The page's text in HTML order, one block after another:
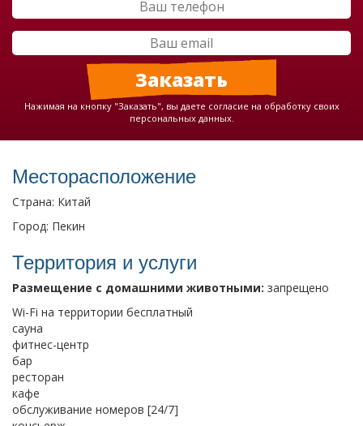
Нажимая на кнопку "Заказать", вы даете согласие на обработку своих
персональных данных.
Месторасположение
Страна: Китай
Город: Пекин
Территория и услуги
Размещение с домашними животными: запрещено
Wi-Fi на территории бесплатный
сауна
фитнес-центр
бар
ресторан
кафе
обслуживание номеров [24/7]